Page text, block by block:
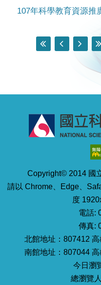
107年科學教育資源推
最
上
下
最
Copyright© 2014 國
請以 Chrome、Edge、
度
電話:
傳真:
北館地址：807412
南館地址：807044
今日瀏
總瀏覽